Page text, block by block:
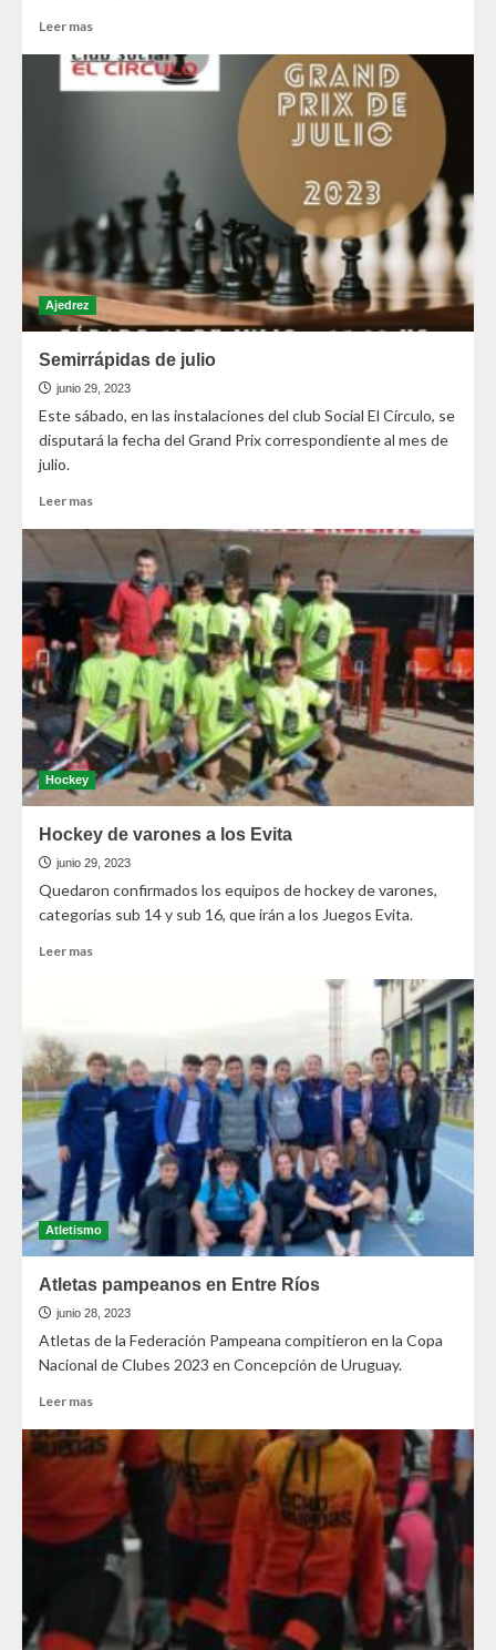
Leer mas
Ajedrez
Semirrápidas de julio
junio 29, 2023
Este sábado, en las instalaciones del club Social El Círculo, se
disputará la fecha del Grand Prix correspondiente al mes de
julio.
Leer mas
Hockey
Hockey de varones a los Evita
junio 29, 2023
Quedaron confirmados los equipos de hockey de varones,
categorías sub 14 y sub 16, que irán a los Juegos Evita.
Leer mas
Atletismo
Atletas pampeanos en Entre Ríos
junio 28, 2023
Atletas de la Federación Pampeana compitieron en la Copa
Nacional de Clubes 2023 en Concepción de Uruguay.
Leer mas